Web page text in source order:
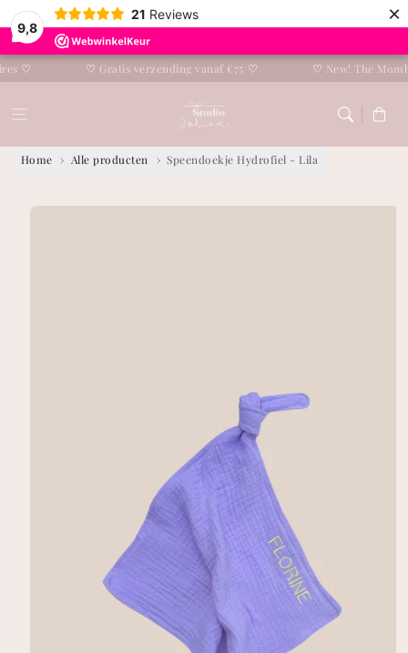
9,8
21 Reviews ×
Overslaan naar
tekst
Gratis verzending vanaf €75♡ New! The Mombag
Home Alle producten Speendoekje Hydrofiel - Lila
Overslaan naar